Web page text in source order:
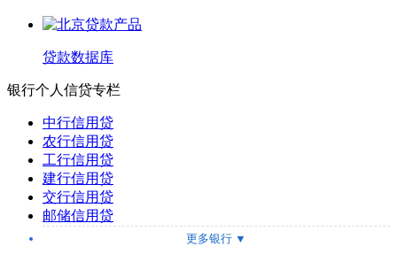
贷款数据库
银行个人信贷专栏
中行信用贷
农行信用贷
工行信用贷
建行信用贷
交行信用贷
邮储信用贷
更多银行 ▼